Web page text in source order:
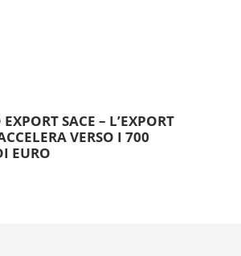
SACE – L’EXPORT
VERSO I 700
EURO